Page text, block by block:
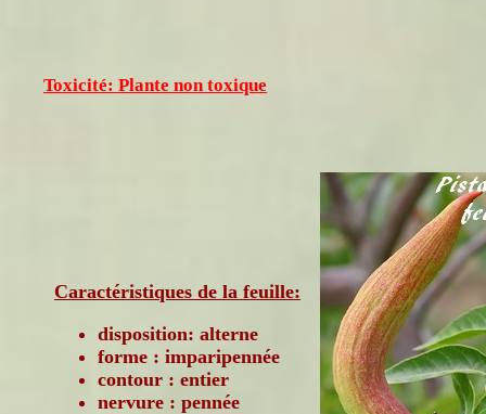
Toxicité: Plante non toxique
Caractéristiques de la feuille:
disposition: alterne
forme : imparipennée
contour : entier
nervure : pennée